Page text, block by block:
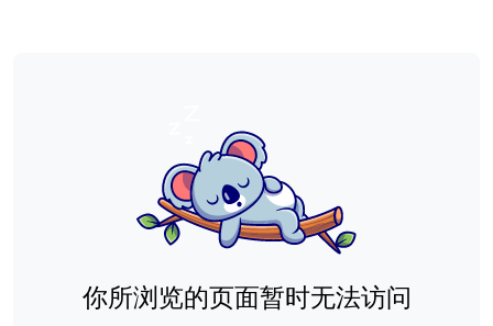
你所浏览的页面暂时无法访问